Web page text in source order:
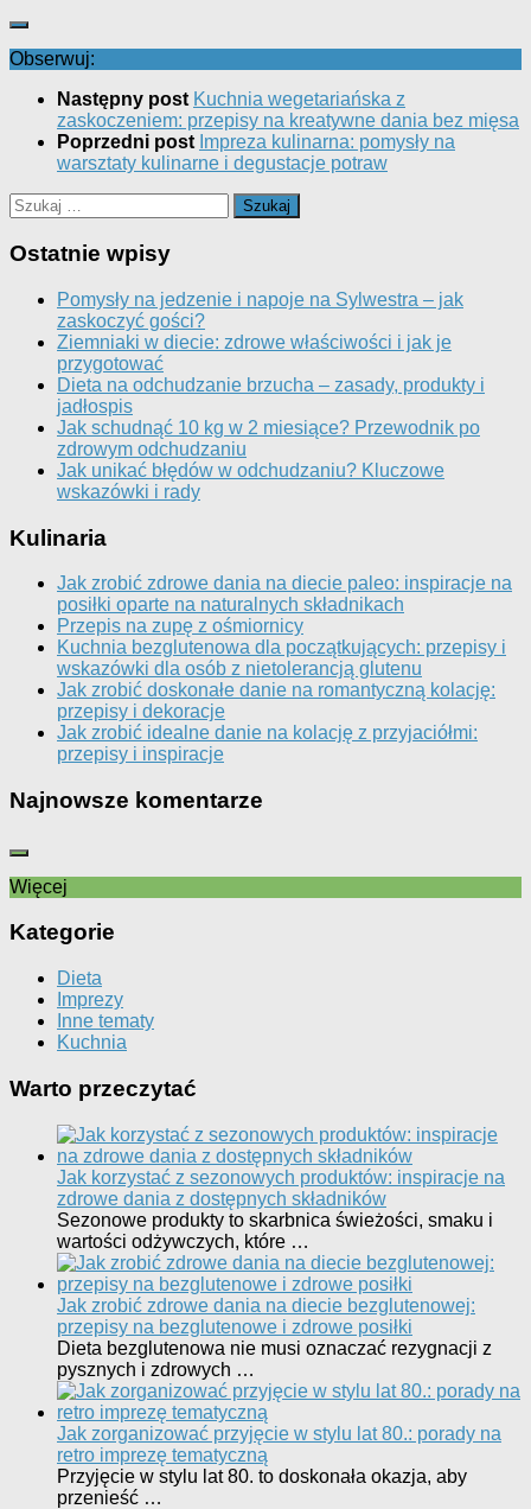
Obserwuj:
Następny post Kuchnia wegetariańska z
zaskoczeniem: przepisy na kreatywne dania bez mięsa
Poprzedni post Impreza kulinarna: pomysły na
warsztaty kulinarne i degustacje potraw
Szukaj:
Ostatnie wpisy
Pomysły na jedzenie i napoje na Sylwestra – jak
zaskoczyć gości?
Ziemniaki w diecie: zdrowe właściwości i jak je
przygotować
Dieta na odchudzanie brzucha – zasady, produkty i
jadłospis
Jak schudnąć 10 kg w 2 miesiące? Przewodnik po
zdrowym odchudzaniu
Jak unikać błędów w odchudzaniu? Kluczowe
wskazówki i rady
Kulinaria
Jak zrobić zdrowe dania na diecie paleo: inspiracje na
posiłki oparte na naturalnych składnikach
Przepis na zupę z ośmiornicy
Kuchnia bezglutenowa dla początkujących: przepisy i
wskazówki dla osób z nietolerancją glutenu
Jak zrobić doskonałe danie na romantyczną kolację:
przepisy i dekoracje
Jak zrobić idealne danie na kolację z przyjaciółmi:
przepisy i inspiracje
Najnowsze komentarze
Więcej
Kategorie
Dieta
Imprezy
Inne tematy
Kuchnia
Warto przeczytać
Jak korzystać z sezonowych produktów: inspiracje na
zdrowe dania z dostępnych składników
Sezonowe produkty to skarbnica świeżości, smaku i
wartości odżywczych, które …
Jak zrobić zdrowe dania na diecie bezglutenowej:
przepisy na bezglutenowe i zdrowe posiłki
Dieta bezglutenowa nie musi oznaczać rezygnacji z
pysznych i zdrowych …
Jak zorganizować przyjęcie w stylu lat 80.: porady na
retro imprezę tematyczną
Przyjęcie w stylu lat 80. to doskonała okazja, aby
przenieść …